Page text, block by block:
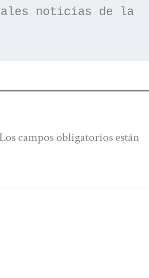
noticias de la
Los campos obligatorios están